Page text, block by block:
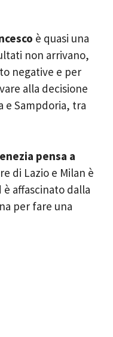
è quasi una
non arrivano,
negative e per
alla decisione
e Sampdoria, tra
pensa a
di Lazio e Milan è
affascinato dalla
per fare una